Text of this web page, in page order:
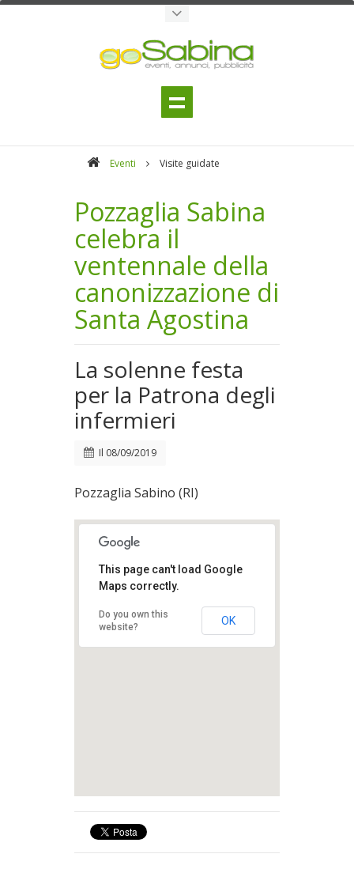
Eventi Visite guidate
Pozzaglia Sabina
celebra il
ventennale della
canonizzazione di
Santa Agostina
La solenne festa
per la Patrona degli
infermieri
Il 08/09/2019
Pozzaglia Sabino (RI)
This page can't load Google
Maps correctly.
Do you own this
website?
OK